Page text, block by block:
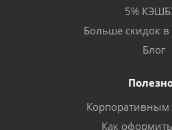
5%
Больше скидок в
Блог
Корпоративным
Как оформить